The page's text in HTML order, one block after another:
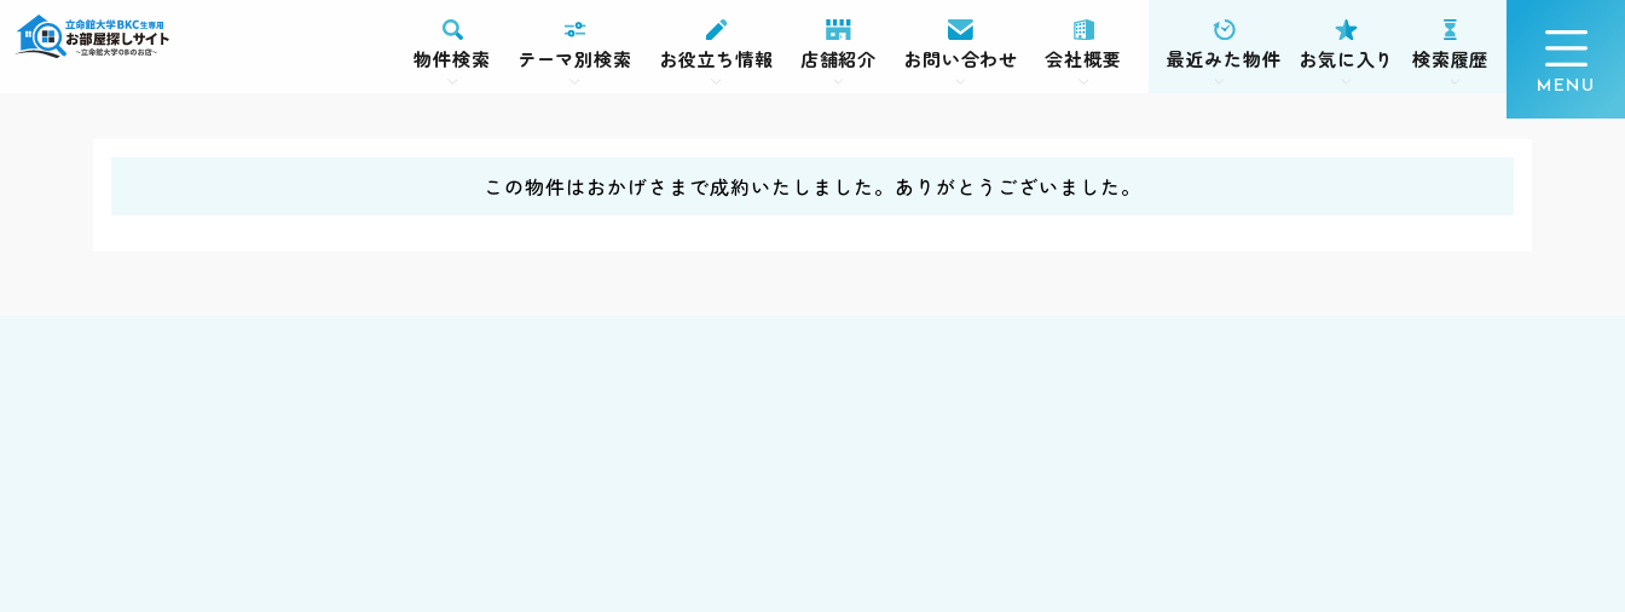
物件検索 テーマ別検索 お役立ち情報 店舗紹介 お問い合わせ 会社概要 最近みた物件 お気に入り 検索履歴
この物件はおかげさまで成約いたしました。ありがとうございました。